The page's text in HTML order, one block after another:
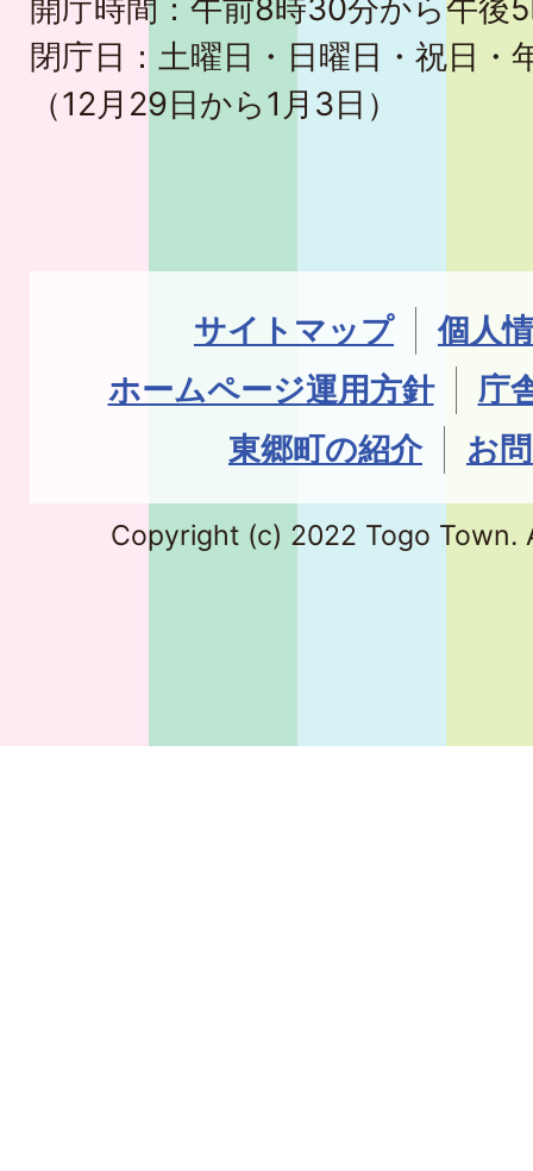
開庁時間：午前8時30分から午後
閉庁日：土曜日・日曜日・祝日・
（12月29日から1月3日）
サイトマップ
個人
ホームページ運用方針
庁
東郷町の紹介
お
Copyright (c) 2022 Togo Town.